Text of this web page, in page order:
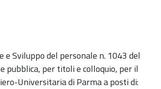
Sviluppo del personale n. 1043 del
pubblica, per titoli e colloquio, per il
Universitaria di Parma a posti di: